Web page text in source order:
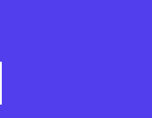
negozi tedesca
in linea
di L&T!